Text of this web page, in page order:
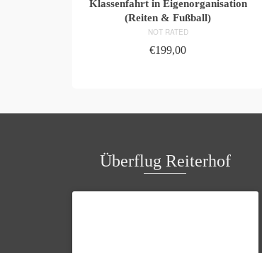
Klassenfahrt in Eigenorganisation
(Reiten & Fußball)
NOT RATED
€199,00
Überflug Reiterhof